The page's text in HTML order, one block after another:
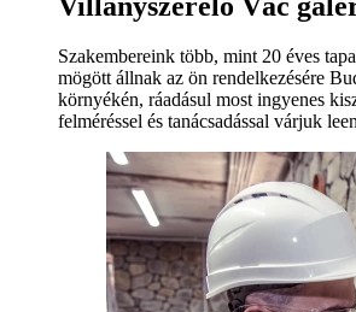
Szakembereink több, mint 20 éves
mögött állnak az ön rendelkezésére
környékén, ráadásul most ingyenes
felméréssel és tanácsadással várjuk